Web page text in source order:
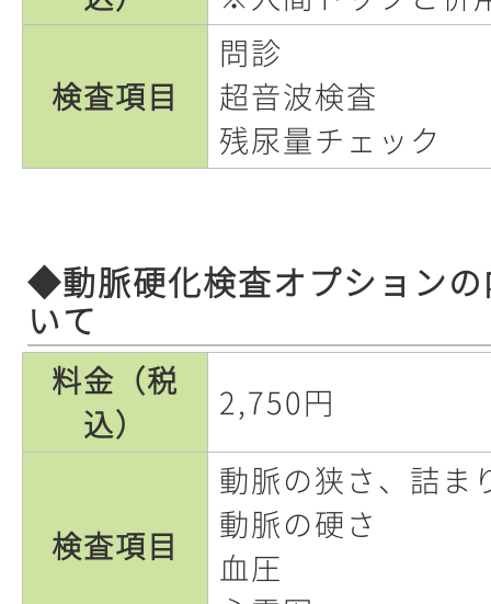
検査項目
問診
超音波検査
残尿量チェック
◆動脈硬化検査オプション
いて
料金（税
込）
2,750円
検査項目
動脈の狭さ、詰ま
動脈の硬さ
血圧